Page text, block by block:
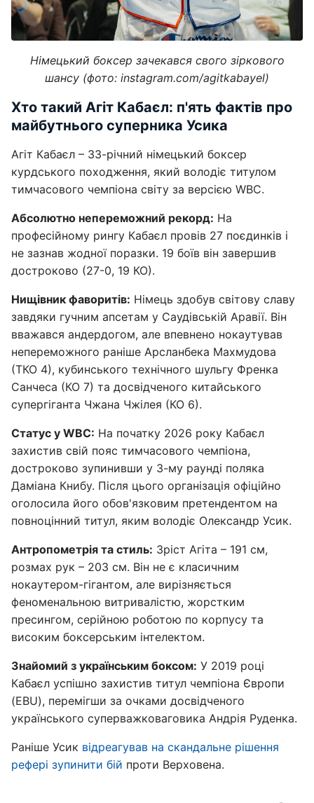
Німецький боксер зачекався свого зіркового
шансу (фото: instagram.com/agitkabayel)
Хто такий Агіт Кабаєл: п'ять фактів про
майбутнього суперника Усика
Агіт Кабаєл – 33-річний німецький боксер
курдського походження, який володіє титулом
тимчасового чемпіона світу за версією WBC.
Абсолютно непереможний рекорд: На
професійному рингу Кабаєл провів 27 поєдинків і
не зазнав жодної поразки. 19 боїв він завершив
достроково (27-0, 19 КО).
Нищівник фаворитів: Німець здобув світову славу
завдяки гучним апсетам у Саудівській Аравії. Він
вважався андердогом, але впевнено нокаутував
непереможного раніше Арсланбека Махмудова
(ТКО 4), кубинського технічного шульгу Френка
Санчеса (КО 7) та досвідченого китайського
супергіганта Чжана Чжілея (КО 6).
Статус у WBC: На початку 2026 року Кабаєл
захистив свій пояс тимчасового чемпіона,
достроково зупинивши у 3-му раунді поляка
Даміана Книбу. Після цього організація офіційно
оголосила його обов'язковим претендентом на
повноцінний титул, яким володіє Олександр Усик.
Антропометрія та стиль: Зріст Агіта – 191 см,
розмах рук – 203 см. Він не є класичним
нокаутером-гігантом, але вирізняється
феноменальною витривалістю, жорстким
пресингом, серійною роботою по корпусу та
високим боксерським інтелектом.
Знайомий з українським боксом: У 2019 році
Кабаєл успішно захистив титул чемпіона Європи
(EBU), перемігши за очками досвідченого
українського суперважковаговика Андрія Руденка.
Раніше Усик відреагував на скандальне рішення
рефері зупинити бій проти Верховена.